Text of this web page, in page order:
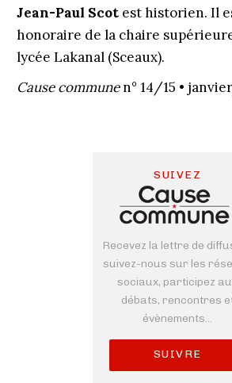
Jean-Paul Scotest historien. Il
honoraire de la chaire
lycée Lakanal (Sceaux).
Cause communen° 14/15 •
SUIVEZ
Recevez la lettre de
suivez-nous sur les
sociaux, participez
débats, rencontres
évènements...
SUIVRE